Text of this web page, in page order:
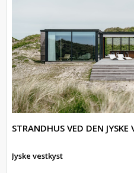
STRANDHUS VED DEN JYSKE
Jyske vestkyst